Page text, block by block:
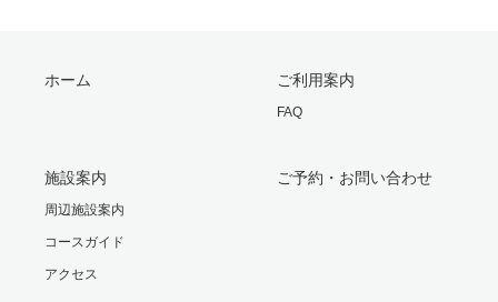
ホーム ご利用案内
FAQ
施設案内
周辺施設案内
コースガイド
アクセス
ご予約・お問い合わせ